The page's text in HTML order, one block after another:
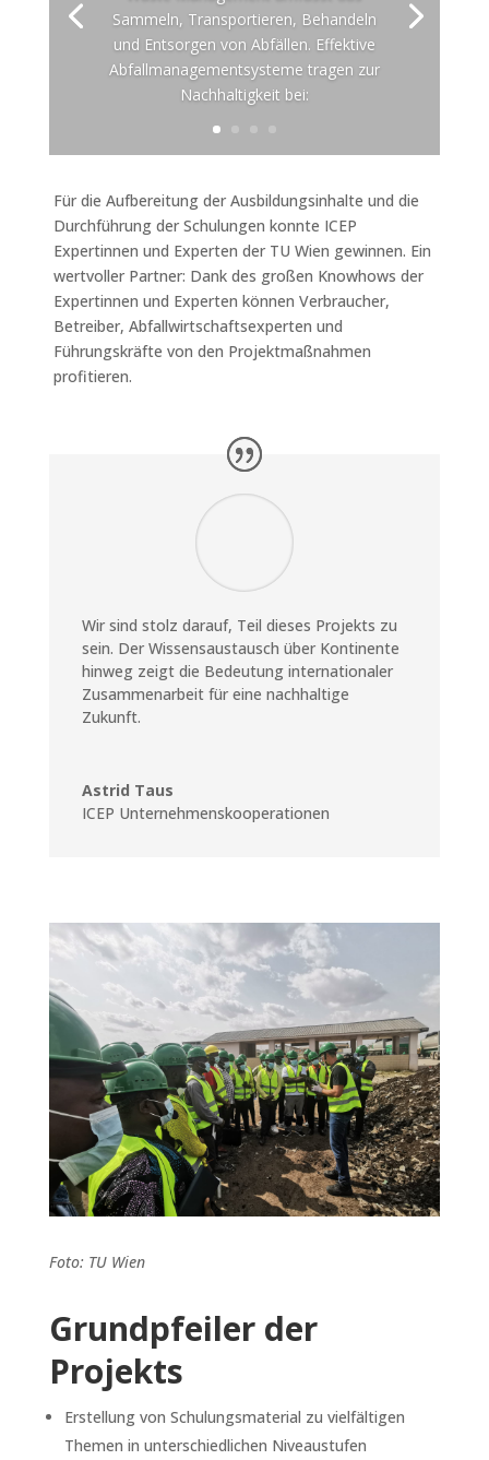
Sammeln, Transportieren, Behandeln
und Entsorgen von Abfällen. Effektive
Abfallmanagementsysteme tragen zur
Nachhaltigkeit bei:
Für die Aufbereitung der Ausbildungsinhalte und die
Durchführung der Schulungen konnte ICEP
Expertinnen und Experten der TU Wien gewinnen. Ein
wertvoller Partner: Dank des großen Knowhows der
Expertinnen und Experten können Verbraucher,
Betreiber, Abfallwirtschaftsexperten und
Führungskräfte von den Projektmaßnahmen
profitieren.
Wir sind stolz darauf, Teil dieses Projekts zu
sein. Der Wissensaustausch über Kontinente
hinweg zeigt die Bedeutung internationaler
Zusammenarbeit für eine nachhaltige
Zukunft.
Astrid Taus
ICEP Unternehmenskooperationen
Foto: TU Wien
Grundpfeiler der
Projekts
Erstellung von Schulungsmaterial zu vielfältigen
Themen in unterschiedlichen Niveaustufen